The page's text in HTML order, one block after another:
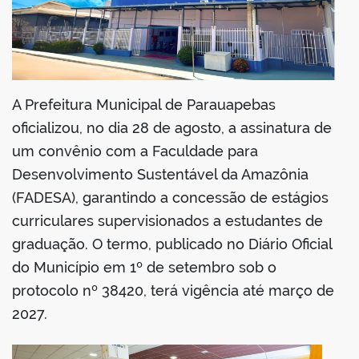
A Prefeitura Municipal de Parauapebas
oficializou, no dia 28 de agosto, a assinatura de
um convênio com a Faculdade para
Desenvolvimento Sustentável da Amazônia
(FADESA), garantindo a concessão de estágios
curriculares supervisionados a estudantes de
graduação. O termo, publicado no Diário Oficial
do Município em 1º de setembro sob o
protocolo nº 38420, terá vigência até março de
2027.